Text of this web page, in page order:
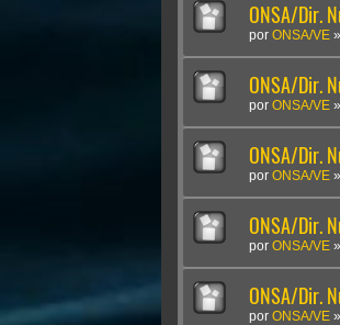
ONSA/Dir.
por ONSA/VE »
ONSA/Dir.
por ONSA/VE »
ONSA/Dir.
por ONSA/VE »
ONSA/Dir.
por ONSA/VE »
ONSA/Dir.
por ONSA/VE »